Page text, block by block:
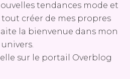
tendances mode et
tout créer de mes propres
la bienvenue dans mon
univers.
sur le portail Overblog